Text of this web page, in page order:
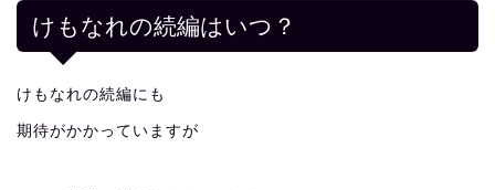
けもなれの続編はいつ？
けもなれの続編にも
期待がかかっていますが